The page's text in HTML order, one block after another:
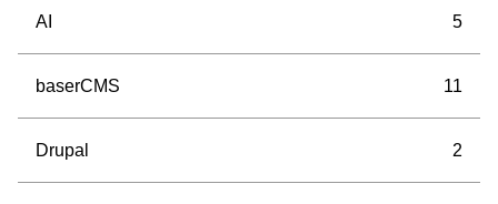
AI 5
baserCMS 11
Drupal 2